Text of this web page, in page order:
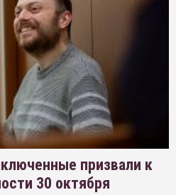
призвали к
30 октября